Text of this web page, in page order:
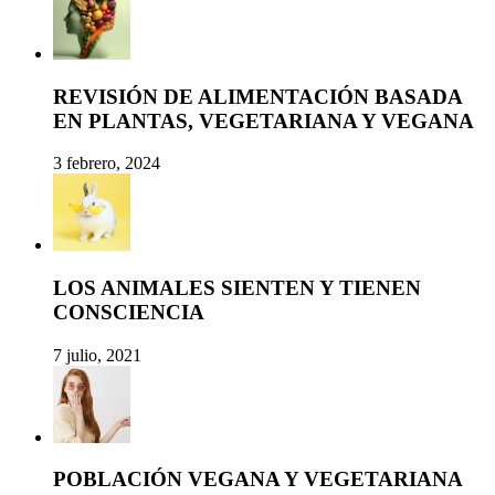
REVISIÓN DE ALIMENTACIÓN BASADA
EN PLANTAS, VEGETARIANA Y VEGANA
3 febrero, 2024
LOS ANIMALES SIENTEN Y TIENEN
CONSCIENCIA
7 julio, 2021
POBLACIÓN VEGANA Y VEGETARIANA